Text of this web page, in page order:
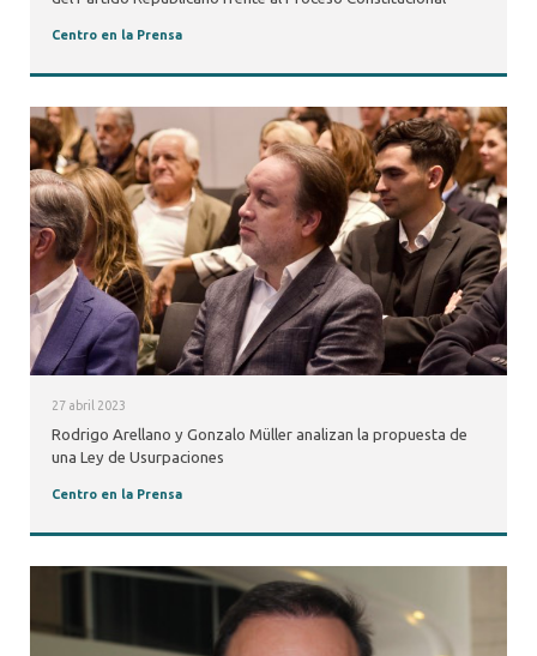
Centro en la Prensa
27 abril 2023
Rodrigo Arellano y Gonzalo Müller analizan la propuesta de
una Ley de Usurpaciones
Centro en la Prensa